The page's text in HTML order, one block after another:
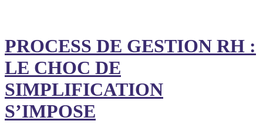
PROCESS DE GESTION RH :
LE CHOC DE
SIMPLIFICATION
S’IMPOSE